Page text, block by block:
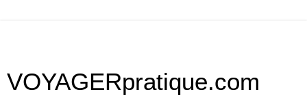
VOYAGERpratique.com